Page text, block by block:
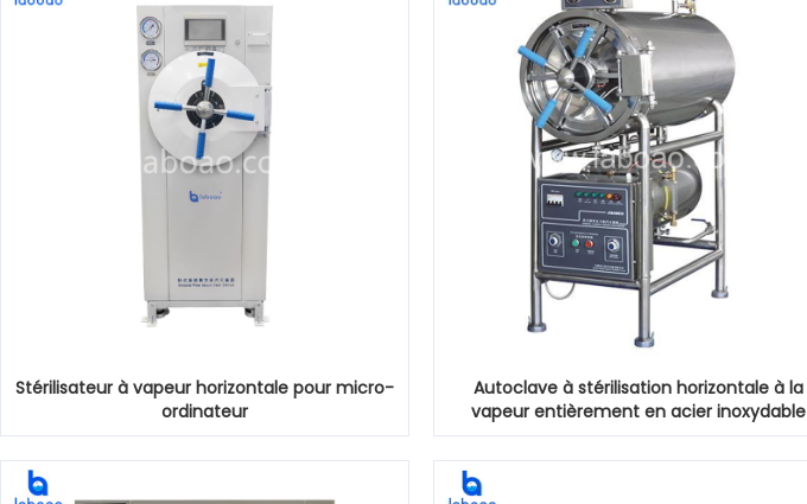
Stérilisateur à vapeur horizontale pour micro-
ordinateur
Autoclave à stérilisation horizontale à la
vapeur entièrement en acier inoxydable